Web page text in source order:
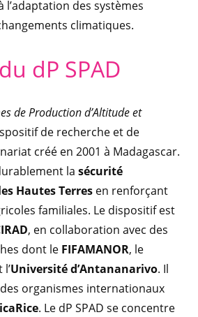
l’adaptation des systèmes
climatiques.
dP SPAD
de Production d’Altitude et
de recherche et de
créé en 2001 à Madagascar.
la sécurité
Hautes Terres en renforçant
familiales. Le dispositif est
, en collaboration avec des
dont le FIFAMANOR, le
l’Université d’Antananarivo. Il
organismes internationaux
. Le dP SPAD se concentre